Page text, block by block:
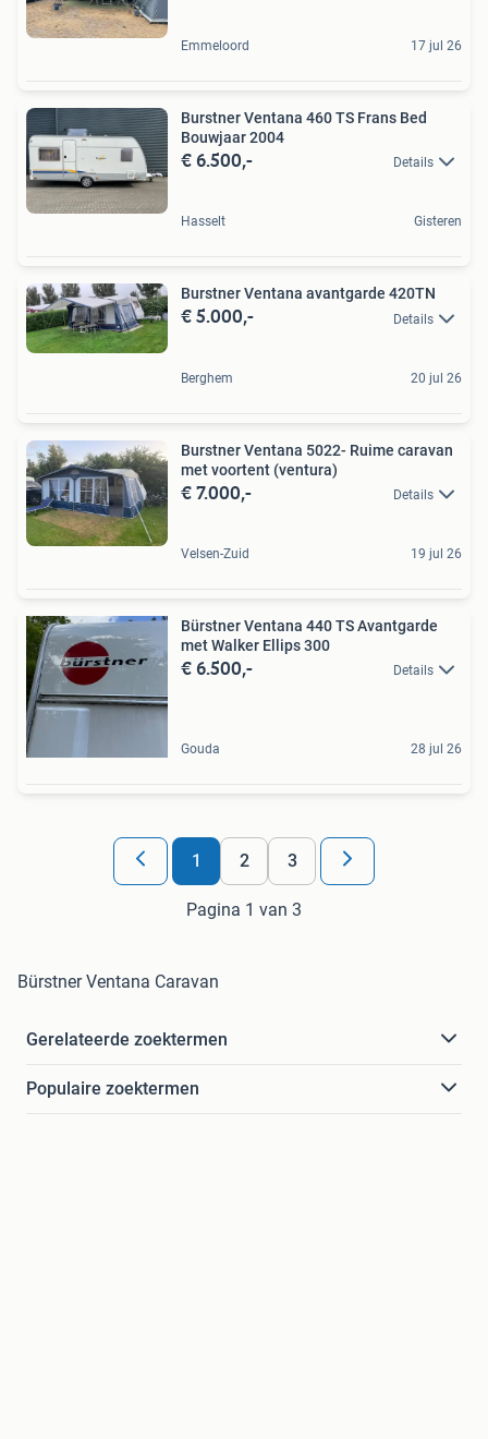
Emmeloord 17 jul 26
Burstner Ventana 460 TS Frans Bed
Bouwjaar 2004
€ 6.500,- Details
Hasselt Gisteren
Burstner Ventana avantgarde 420TN
€ 5.000,- Details
Berghem 20 jul 26
Burstner Ventana 5022- Ruime caravan
met voortent (ventura)
€ 7.000,- Details
Velsen-Zuid 19 jul 26
Bürstner Ventana 440 TS Avantgarde
met Walker Ellips 300
€ 6.500,- Details
Gouda 28 jul 26
1 2 3
Pagina 1 van 3
Bürstner Ventana Caravan
Gerelateerde zoektermen
Populaire zoektermen